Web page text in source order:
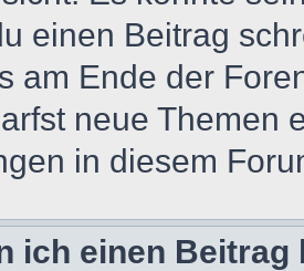
einen Beitrag
am Ende der
neue Themen
in diesem
ich einen